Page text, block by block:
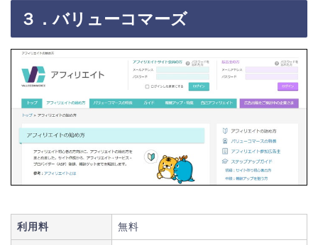
３．バリューコマーズ
利用料 無料